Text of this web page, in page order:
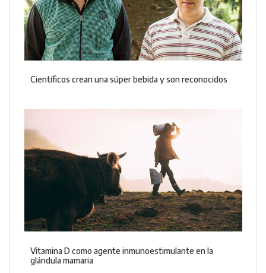
Científicos crean una súper bebida y son reconocidos
Vitamina D como agente inmunoestimulante en la
glándula mamaria